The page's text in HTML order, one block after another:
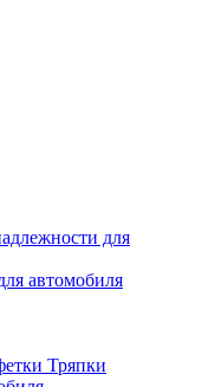
для
автомобиля
Тряпки